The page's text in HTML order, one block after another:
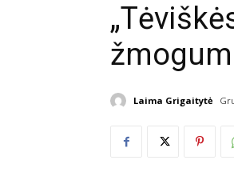
Laima Grigaitytė